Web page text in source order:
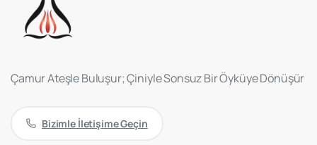
Çamur Ateşle Buluşur; Çiniyle Sonsuz Bir Öyküye Dönüşür
Bizimle İletişime Geçin